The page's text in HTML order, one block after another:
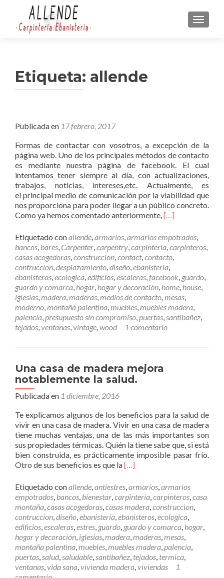
Etiqueta: allende
Publicada en 17 febrero, 2017
Formas de contactar con vosotros, a excepción de la
página web. Uno de los principales métodos de contacto
es mediante nuestra página de facebook. El cual
intentamos tener siempre al día, con actualizaciones,
trabajos, noticias, intereses,etc. Actualmente, es
el principal medio de comunicación por la viabilidad que
nos proporciona para poder llegar a un público concreto.
Como ya hemos comentado anteriormente,L
e
r
m
á
s
C
ó
m
o
p
s
c
o
n
t
a
o
c
o
n
n
u
e
s
t
[…]
Etiquetado conallende,armarios,armarios empotrados,
bancos, bares, Carpenter,carpentry,carpinteria,carpinteros,
casas acogedoras,construccion,contact,contacto,
contruccion,desplazamiento,diseño,ebanisteria,
ebanisteros,ecologica,edificios,escaleras,facebook, guardo,
guardo y comarca, hogar, hogar y decoración, home, house,
iglesias,madera,maderas,medios de contacto,mesas,
moderno,montaña palentina,muebles,muebles madera,
palencia,presupuesto sin compromiso,puertas,santibañez,
tejados,ventanas,vintage,wood 1 comentario
Una casa de madera mejora
notablemente la salud.
Publicada en 1 diciembre, 2016
Te explicamos algunos de los beneficios para la salud de
vivir en una casa de madera. Vivir en una casa de madera
tiene muchas ventajas, una de las más importantes son
sus propiedades térmicas. Quién la tiene sabe que, si está
bien construida, es prácticamente imposible pasar frío.
Otro de sus beneficios es que laL
e
r
m
á
s
U
n
a
c
[…]
Etiquetado conallende,antiestres,armarios,armarios
empotrados, bancos, bienestar,carpinteria,carpinteros,casa
montaña,casas acogedoras,casas madera,construccion,
contruccion,diseño,ebanisteria,ebanisteros,ecologica,
edificios,escaleras,estres, guardo, guardo y comarca, hogar,
hogar y decoración, iglesias,madera,maderas,mesas,
montaña palentina,muebles,muebles madera,palencia,
puertas,salud,saludable,santibañez, tejados, termica,
ventanas,vida sana,vivienda madera,viviendas
1